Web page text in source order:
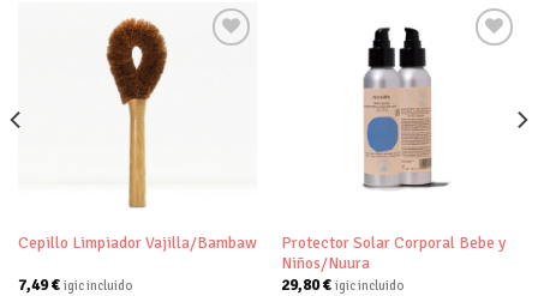
Cepillo Limpiador Vajilla/Bambaw
7,49€ igic incluido
Protector Solar Corporal Bebe y
Niños/Nuura
29,80€ igic incluido